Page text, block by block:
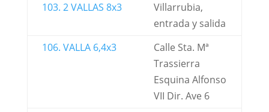
103. 2 VALLAS 8x3
Villarrubia,
entrada y salida
106. VALLA 6,4x3
Calle Sta. Mª
Trassierra
Esquina Alfonso
VII Dir. Ave 6